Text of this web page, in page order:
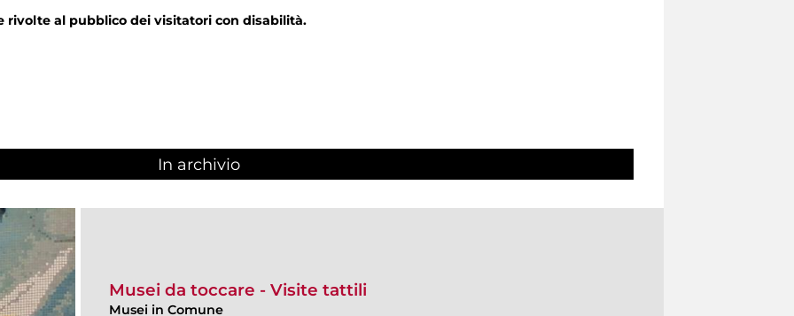
rivolte al pubblico dei visitatori con disabilità.
In archivio
Musei da toccare - Visite tattili
Musei in Comune